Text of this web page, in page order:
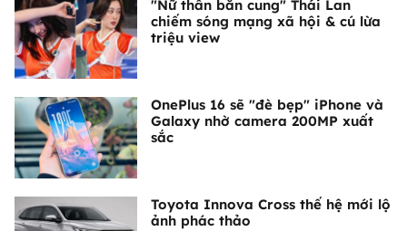
"Nữ thần bắn cung" Thái Lan
chiếm sóng mạng xã hội & cú lừa
triệu view
OnePlus 16 sẽ "đè bẹp" iPhone và
Galaxy nhờ camera 200MP xuất
sắc
Toyota Innova Cross thế hệ mới lộ
ảnh phác thảo